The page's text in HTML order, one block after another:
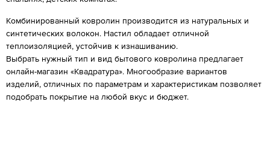
Комбинированный ковролин производится из натуральных и
синтетических волокон. Настил обладает отличной
теплоизоляцией, устойчив к изнашиванию.
Выбрать нужный тип и вид бытового ковролина предлагает
онлайн-магазин «Квадратура». Многообразие вариантов
изделий, отличных по параметрам и характеристикам позволяет
подобрать покрытие на любой вкус и бюджет.